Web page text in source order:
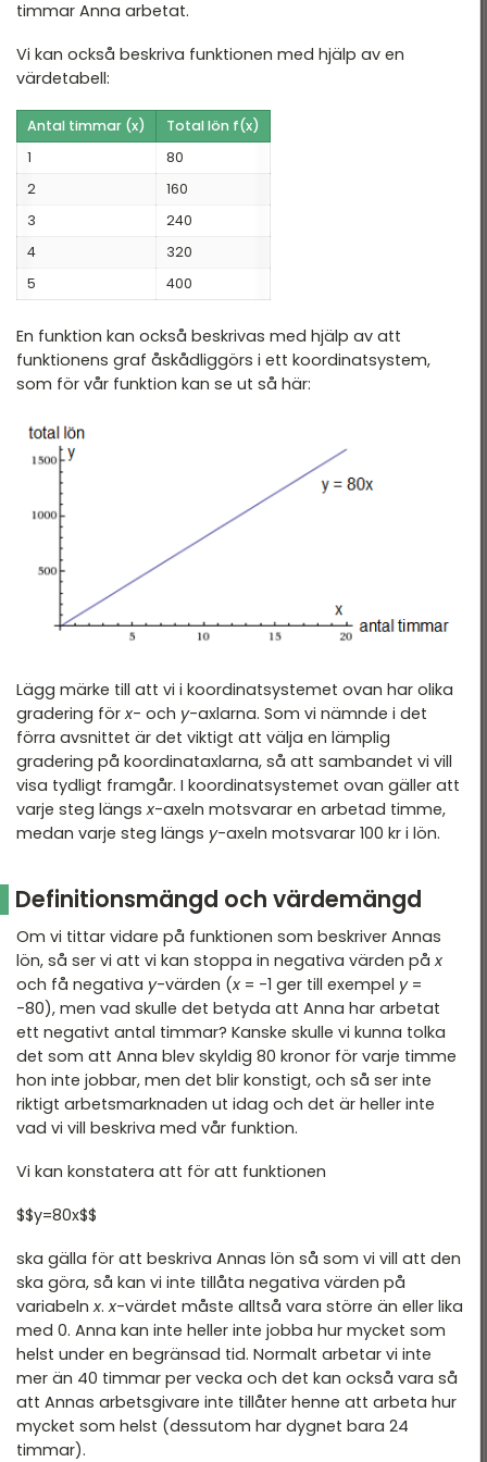
timmar Anna arbetat.
Vi kan också beskriva funktionen med hjälp av en
värdetabell:
Antal timmar (x)
Total lön f(x)
1
80
2
160
3
240
4
320
5
400
En funktion kan också beskrivas med hjälp av att
funktionens graf åskådliggörs i ett koordinatsystem,
som för vår funktion kan se ut så här:
Lägg märke till att vi i koordinatsystemet ovan har olika
gradering förx- och y-axlarna. Som vi nämnde i det
förra avsnittet är det viktigt att välja en lämplig
gradering på koordinataxlarna, så att sambandet vi vill
visa tydligt framgår. I koordinatsystemet ovan gäller att
varje steg längsx-axeln motsvarar en arbetad timme,
medan varje steg längs y-axeln motsvarar 100 kr i lön.
Definitionsmängd och värdemängd
Om vi tittar vidare på funktionen som beskriver Annas
lön, så ser vi att vi kan stoppa in negativa värden påx
och få negativa y-värden (x = -1 ger till exempel y=
-80), men vad skulle det betyda att Anna har arbetat
ett negativt antal timmar? Kanske skulle vi kunna tolka
det som att Anna blev skyldig 80 kronor för varje timme
hon inte jobbar, men det blir konstigt, och så ser inte
riktigt arbetsmarknaden ut idag och det är heller inte
vad vi vill beskriva med vår funktion.
Vi kan konstatera att för att funktionen
$$y=80x$$
ska gälla för att beskriva Annas lön så som vi vill att den
ska göra, så kan vi inte tillåta negativa värden på
variabelnx.x-värdet måste alltså vara större än eller lika
med 0. Anna kan inte heller inte jobba hur mycket som
helst under en begränsad tid. Normalt arbetar vi inte
mer än 40 timmar per vecka och det kan också vara så
att Annas arbetsgivare inte tillåter henne att arbeta hur
mycket som helst (dessutom har dygnet bara 24
timmar).